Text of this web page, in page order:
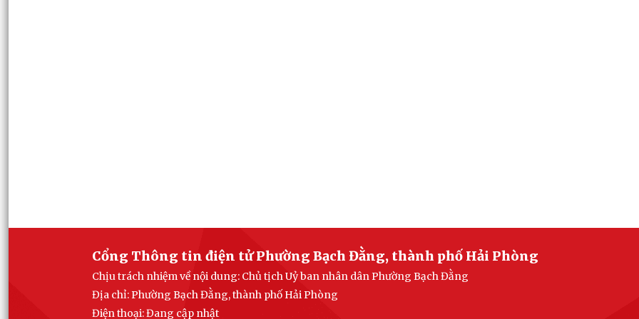
Cổng Thông tin điện tử Phường Bạch Đằng, thành phố Hải Phòng
Chịu trách nhiệm về nội dung: Chủ tịch Uỷ ban nhân dân Phường Bạch Đằng
Địa chỉ: Phường Bạch Đằng, thành phố Hải Phòng
Điện thoại: Đang cập nhật